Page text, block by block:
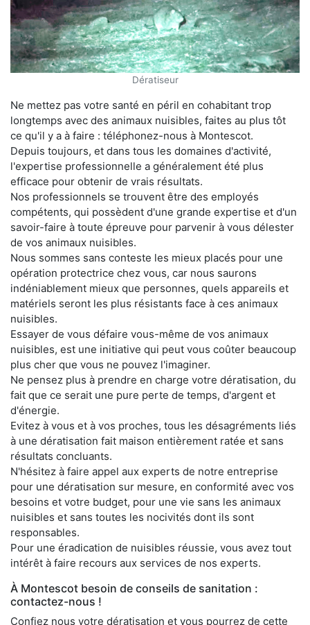
Dératiseur
Ne mettez pas votre santé en péril en cohabitant trop
longtemps avec des animaux nuisibles, faites au plus tôt
ce qu'il y a à faire : téléphonez-nous à Montescot.
Depuis toujours, et dans tous les domaines d'activité,
l'expertise professionnelle a généralement été plus
efficace pour obtenir de vrais résultats.
Nos professionnels se trouvent être des employés
compétents, qui possèdent d'une grande expertise et d'un
savoir-faire à toute épreuve pour parvenir à vous délester
de vos animaux nuisibles.
Nous sommes sans conteste les mieux placés pour une
opération protectrice chez vous, car nous saurons
indéniablement mieux que personnes, quels appareils et
matériels seront les plus résistants face à ces animaux
nuisibles.
Essayer de vous défaire vous-même de vos animaux
nuisibles, est une initiative qui peut vous coûter beaucoup
plus cher que vous ne pouvez l'imaginer.
Ne pensez plus à prendre en charge votre dératisation, du
fait que ce serait une pure perte de temps, d'argent et
d'énergie.
Evitez à vous et à vos proches, tous les désagréments liés
à une dératisation fait maison entièrement ratée et sans
résultats concluants.
N'hésitez à faire appel aux experts de notre entreprise
pour une dératisation sur mesure, en conformité avec vos
besoins et votre budget, pour une vie sans les animaux
nuisibles et sans toutes les nocivités dont ils sont
responsables.
Pour une éradication de nuisibles réussie, vous avez tout
intérêt à faire recours aux services de nos experts.
À Montescot besoin de conseils de sanitation :
contactez-nous !
Confiez nous votre dératisation et vous pourrez de cette